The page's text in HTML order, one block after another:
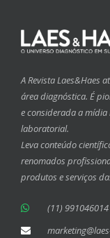
A Revista Laes&Haes
área diagnóstica. É
e considerada a
laboratorial.
Leva conteúdo
renomados
produtos e serviços
(11)